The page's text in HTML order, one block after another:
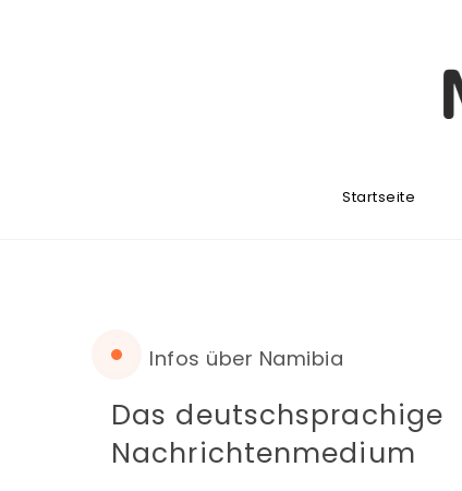
Startseite
Infos über Namibia
Das deutschsprachige
Nachrichtenmedium